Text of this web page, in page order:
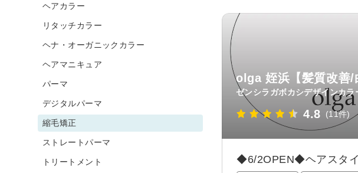
olga 姪浜【髪質改善/
ゼンシラガボカシデザインカラ
4.8 (11件)
◆6/2OPEN◆ヘアスタイ
ヘアカラー
リタッチカラー
ヘナ・オーガニックカラー
ヘアマニキュア
パーマ
デジタルパーマ
縮毛矯正
ストレートパーマ
トリートメント